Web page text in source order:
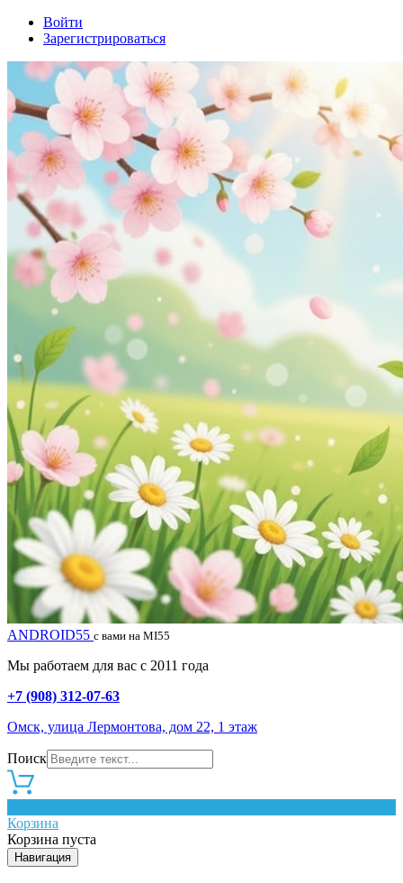
Войти
Зарегистрироваться
ANDROID55 с вами на MI55
Мы работаем для вас с 2011 года
+7 (908) 312-07-63
Омск, улица Лермонтова, дом 22, 1 этаж
Поиск
Корзина
Корзина пуста
Навигация